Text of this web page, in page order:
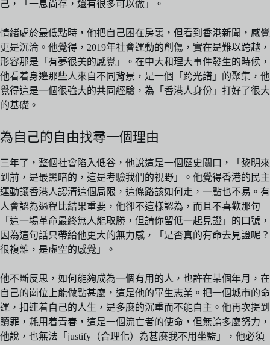
己，「一息尚存，還有很多可以做」。
情緒處於最低點時，他把自己困在房裏，但看到香港新聞，感覺
更是沉淪。他覺得，2019年社會運動的創傷，實在是難以跨越，
形容那是「有夢很美的感覺」。在中大和理大事件發生的時候，
他看着身邊那些人來自不同背景，是一個「跨光譜」的聚集，他
覺得這是一個很強大的共同經驗，為「香港人身份」打好了很大
的基礎。
為自己的自由找尋一個理由
三年了，整個社會陷入低谷，他說這是一個歷史關口，「黎明來
到前，是最黑暗的，這是考驗我們的視野」。他覺得香港的民主
運動讓香港人認清這個局限，這條路該如何走，一點也不易。有
人會認為過程比結果重要，他卻不這樣認為，而且不喜歡那句
「這一場革命最終無人能取勝，但請你留低一起見證」的口號，
因為這句話只帶給他更大的無力感，「是否真的有命去見證呢？
很複雜，是虛空的感覺」。
他不斷反思，如何能夠成為一個有用的人，也許在某個年月，在
自己的崗位上能做點甚麼，這是他的畢生志業。把一個城市的命
運，扣連着自己的人生，是多麼的沉重而不能自主。他再次提到
贖罪，耗用着青春，這是一個流亡者的使命，但無論多麼努力，
他說，也無法「justify（合理化）為甚麼我不用坐監」，他必須